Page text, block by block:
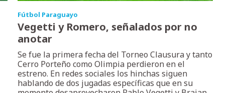
Fútbol Paraguayo
Vegetti y Romero, señalados por no
anotar
Se fue la primera fecha del Torneo Clausura y tanto
Cerro Porteño como Olimpia perdieron en el
estreno. En redes sociales los hinchas siguen
hablando de dos jugadas específicas que en su